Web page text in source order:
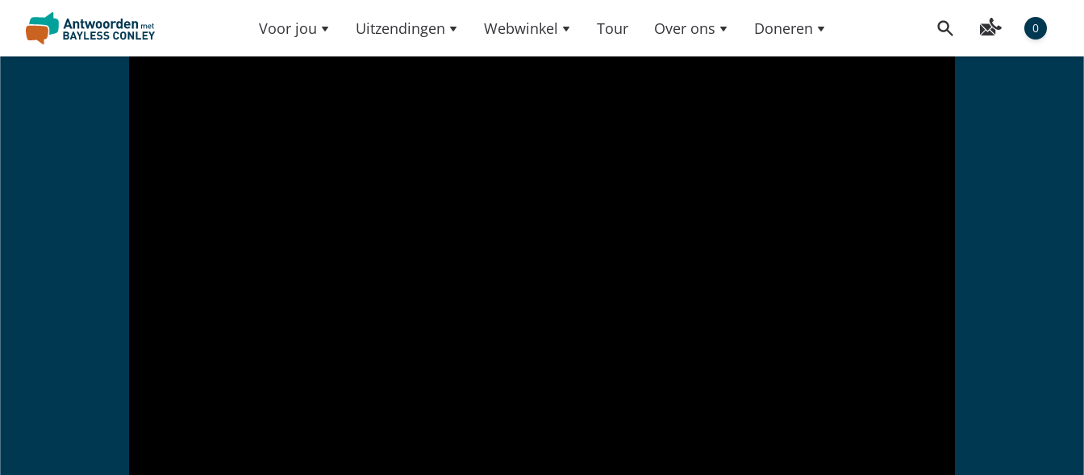
Voor jou Uitzendingen Webwinkel Tour Over ons Doneren 0